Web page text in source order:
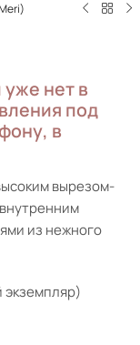
нет в
под
в
вырезом-
из нежного
экземпляр)